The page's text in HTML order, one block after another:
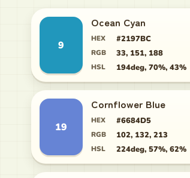
9
Ocean Cyan
HEX #2197BC
RGB 33, 151, 188
HSL 194deg, 70%, 43%
19
Cornflower Blue
HEX #6684D5
RGB 102, 132, 213
HSL 224deg, 57%, 62%